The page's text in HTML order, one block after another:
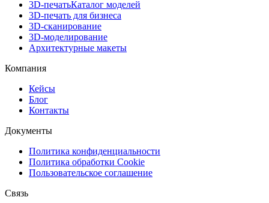
3D-печатьКаталог моделей
3D-печать для бизнеса
3D-сканирование
3D-моделирование
Архитектурные макеты
Компания
Кейсы
Блог
Контакты
Документы
Политика конфиденциальности
Политика обработки Cookie
Пользовательское соглашение
Связь